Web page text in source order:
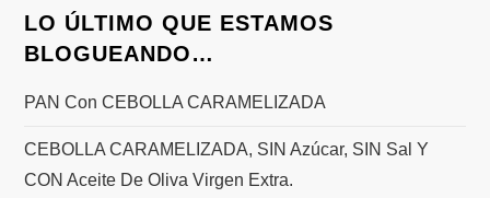
LO ÚLTIMO QUE ESTAMOS
BLOGUEANDO…
PAN Con CEBOLLA CARAMELIZADA
CEBOLLA CARAMELIZADA, SIN Azúcar, SIN Sal Y
CON Aceite De Oliva Virgen Extra.